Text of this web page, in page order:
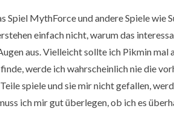
Spiel MythForce und andere Spiele wie
einfach nicht, warum das
aus. Vielleicht sollte ich Pikmin mal
werde ich wahrscheinlich nie die
spiele und sie mir nicht gefallen,
ich mir gut überlegen, ob ich es